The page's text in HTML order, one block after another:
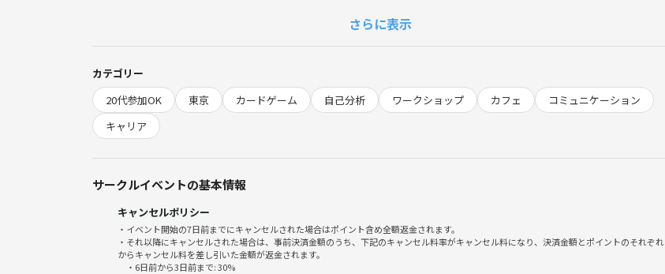
エンゲージメントとは、相互に影響し合い、共に必要な存在として絆を深めながら成長できるような関係を築いてい
くことです。
る」 などさまざまなメリットがあります。
自分の価値観を選び見つけ出す【自己理解、自己発見】、
自分の価値観を見せて、話して、共有する【自己開示、自己表現】、
他者の価値観を受け止める【他者受容】、 他者に受け止めて（承認して）もらうことにより【自己肯定感】、
自分はできる（かもしれない）【自己効力感】 を体験することができます。
エンゲージメントカード公式HP
https://engagement-card.com/index.php#section-howto-01
さらに表示
カテゴリー
20代参加OK
東京 カードゲーム 自己分析 ワークショップ カフェ
コミュニケーション
キャリア
サークルイベントの基本情報
キャンセルポリシー
・イベント開始の7日前までにキャンセルされた場合はポイント含め全額返金されます。
・それ以降にキャンセルされた場合は、事前決済金額のうち、下記のキャンセル料率がキャンセル料になり、決済金額とポイントのそれぞれ
からキャンセル料を差し引いた金額が返金されます。
・6日前から3日前まで: 30%